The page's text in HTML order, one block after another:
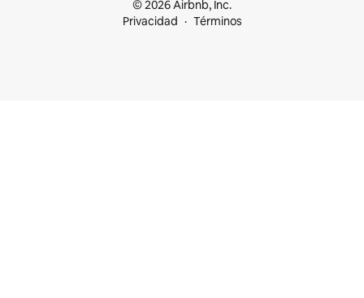
© 2026 Airbnb, Inc.
Privacidad
Términos